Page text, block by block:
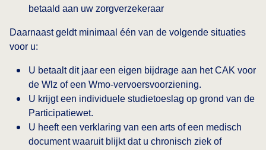
betaald aan uw zorgverzekeraar
Daarnaast geldt minimaal één van de volgende situaties
voor u:
U betaalt dit jaar een eigen bijdrage aan het CAK voor
de Wlz of een Wmo-vervoersvoorziening.
U krijgt een individuele studietoeslag op grond van de
Participatiewet.
U heeft een verklaring van een arts of een medisch
document waaruit blijkt dat u chronisch ziek of